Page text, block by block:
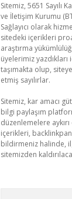
Sitemiz, 5651 Sayılı
ve İletişim Kurumu
Sağlayıcı olarak
sitedeki içerikleri
araştırma
üyelerimiz
taşımakta olup,
etmiş sayılırlar.
Sitemiz, kar amacı
bilgi paylaşım
düzenlemelere
içerikleri,
bildirmeniz halinde,
sitemizden